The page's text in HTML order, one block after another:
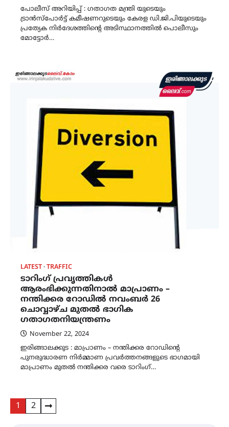
പോലീസ് അറിയിപ്പ് : ഗതാഗത മന്ത്രി യുടെയും
ട്രാൻസ്പോർട്ട് കമീഷണറുടെയും കേരള ഡി.ജി.പിയുടെയും
പ്രത്യേക നിർദേശത്തിന്റെ അടിസ്ഥാനത്തിൽ പൊലീസും
മോട്ടോർ…
LATEST TRAFFIC
ടാറിംഗ് പ്രവൃത്തികൾ
ആരംഭിക്കുന്നതിനാൽ മാപ്രാണം –
നന്തിക്കര റോഡിൽ നവംബർ 26
ചൊവ്വാഴ്ച മുതൽ ഭാഗിക
ഗതാഗതനിയന്ത്രണം
November 22, 2024
ഇരിങ്ങാലക്കുട : മാപ്രാണം – നന്തിക്കര റോഡിന്‍റെ
പുനരുദ്ധാരണ നിർമ്മാണ പ്രവർത്തനങ്ങളുടെ ഭാഗമായി
മാപ്രാണം മുതൽ നന്തിക്കര വരെ ടാറിംഗ്…
Posts
1 2